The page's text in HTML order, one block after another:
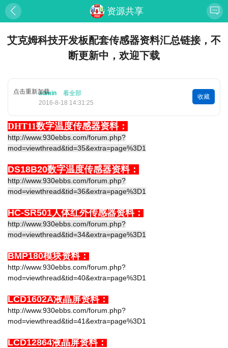
资源共享
艾克姆科技开发板配套传感器资料汇总链接，不
断更新中，欢迎下载
点击重新加载
admin
看全部
2016-8-18 14:31:25
收藏
DHT11数字温度传感器资料：
http://www.930ebbs.com/forum.php?
mod=viewthread&tid=35&extra=page%3D1
DS18B20数字温度传感器资料：
http://www.930ebbs.com/forum.php?
mod=viewthread&tid=36&extra=page%3D1
HC-SR501人体红外传感器资料：
http://www.930ebbs.com/forum.php?
mod=viewthread&tid=34&extra=page%3D1
BMP180模块资料：
http://www.930ebbs.com/forum.php?
mod=viewthread&tid=40&extra=page%3D1
LCD1602A液晶屏资料：
http://www.930ebbs.com/forum.php?
mod=viewthread&tid=41&extra=page%3D1
LCD12864液晶屏资料：